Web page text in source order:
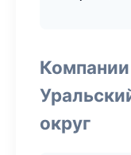
Компании
округ